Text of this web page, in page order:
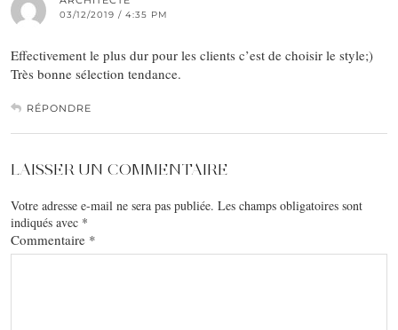
03/12/2019 / 4:35 PM
Effectivement le plus dur pour les clients c’est de choisir le style;)
Très bonne sélection tendance.
RÉPONDRE
LAISSER UN COMMENTAIRE
Votre adresse e-mail ne sera pas publiée. Les champs obligatoires sont
indiqués avec *
Commentaire *